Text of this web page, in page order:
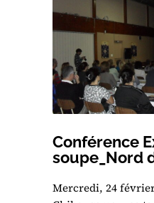
Conférence
soupe_Nord
Mercredi, 24